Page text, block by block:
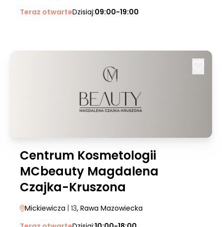
Teraz otwarteDzisiaj:09:00-19:00
Centrum Kosmetologii
MCbeauty Magdalena
Czajka-Kruszona
Mickiewicza | 13, Rawa Mazowiecka